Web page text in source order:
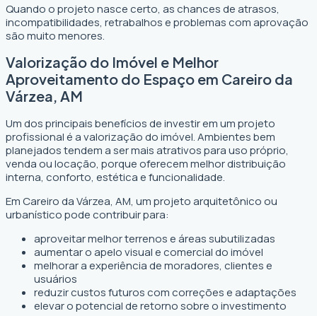
Quando o projeto nasce certo, as chances de atrasos,
incompatibilidades, retrabalhos e problemas com aprovação
são muito menores.
Valorização do Imóvel e Melhor
Aproveitamento do Espaço em Careiro da
Várzea, AM
Um dos principais benefícios de investir em um projeto
profissional é a valorização do imóvel. Ambientes bem
planejados tendem a ser mais atrativos para uso próprio,
venda ou locação, porque oferecem melhor distribuição
interna, conforto, estética e funcionalidade.
Em Careiro da Várzea, AM, um projeto arquitetônico ou
urbanístico pode contribuir para:
aproveitar melhor terrenos e áreas subutilizadas
aumentar o apelo visual e comercial do imóvel
melhorar a experiência de moradores, clientes e
usuários
reduzir custos futuros com correções e adaptações
elevar o potencial de retorno sobre o investimento